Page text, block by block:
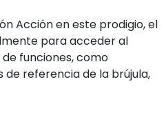
Acción en este prodigio, el
para acceder al
funciones, como
referencia de la brújula,